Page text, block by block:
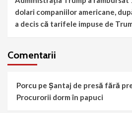
dolari companiilor americane,
a decis că tarifele impuse de
Comentarii
Porcu pe Șantaj de presă fără
Procurorii dorm în papuci